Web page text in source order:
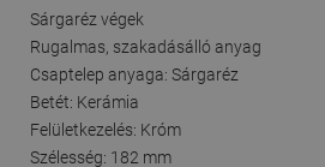
Sárgaréz végek
Rugalmas, szakadásálló anyag
Csaptelep anyaga: Sárgaréz
Betét: Kerámia
Felületkezelés: Króm
Szélesség: 182 mm